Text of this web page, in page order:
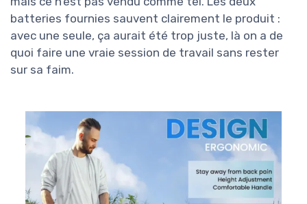
batteries fournies sauvent clairement le produit :
avec une seule, ça aurait été trop juste, là on a de
quoi faire une vraie session de travail sans rester
sur sa faim.